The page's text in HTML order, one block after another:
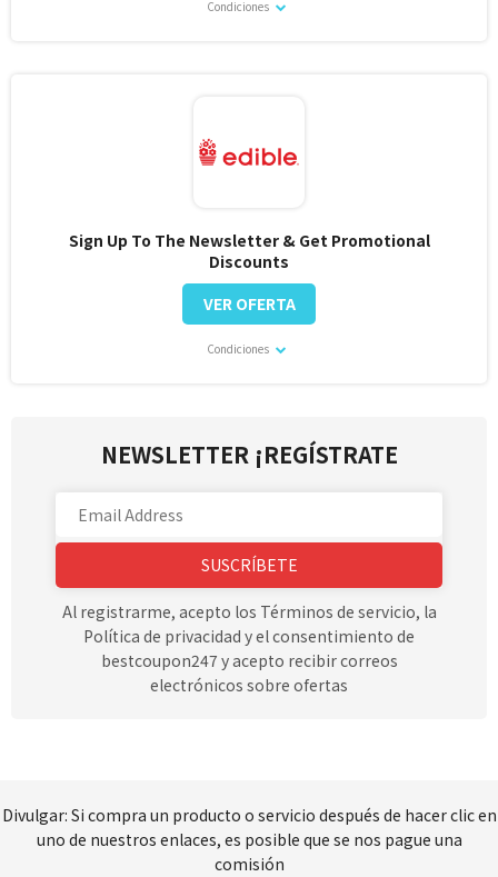
Condiciones
Sign Up To The Newsletter & Get Promotional
Discounts
Condiciones
VER OFERTA
NEWSLETTER ¡REGÍSTRATE
SUSCRÍBETE
Al registrarme, acepto los Términos de servicio, la
Política de privacidad y el consentimiento de
bestcoupon247 y acepto recibir correos
electrónicos sobre ofertas
Divulgar: Si compra un producto o servicio después de hacer clic en
uno de nuestros enlaces, es posible que se nos pague una
comisión